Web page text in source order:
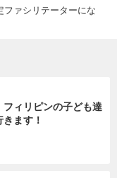
さまが、自校での
な教材です。
ファシリテーターにな
フィリピンの子ども達
ます！